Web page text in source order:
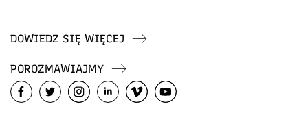
DOWIEDZ SIĘ WIĘCEJ
POROZMAWIAJMY